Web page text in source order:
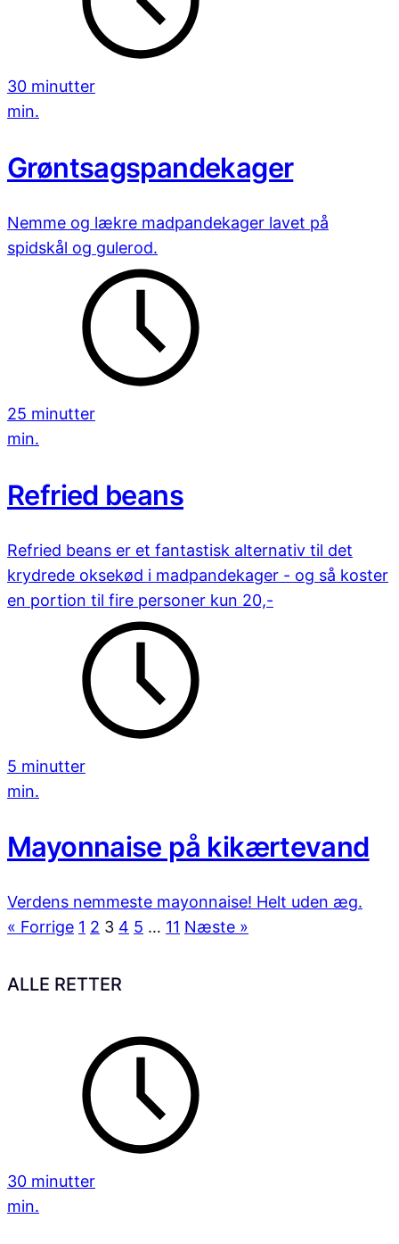
30 minutter
min.
Grøntsagspandekager
Nemme og lækre madpandekager lavet på
spidskål og gulerod.
25 minutter
min.
Refried beans
Refried beans er et fantastisk alternativ til det
krydrede oksekød i madpandekager - og så koster
en portion til fire personer kun 20,-
5 minutter
min.
Mayonnaise på kikærtevand
Verdens nemmeste mayonnaise! Helt uden æg.
« Forrige 1 2 3 4 5 … 11 Næste »
ALLE RETTER
30 minutter
min.